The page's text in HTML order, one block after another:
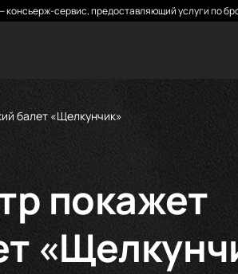
сервис, предоставляющий услуги по
балет «Щелкунчик»
покажет